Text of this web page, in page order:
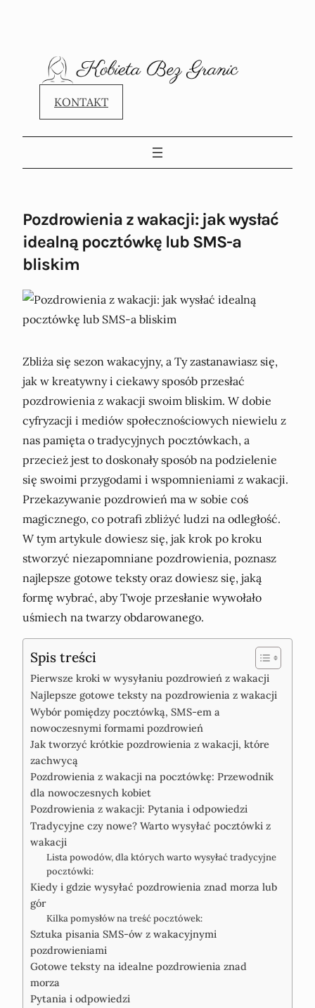
KONTAKT
Pozdrowienia z wakacji: jak wysłać
idealną pocztówkę lub SMS-a
bliskim
Zbliża się sezon wakacyjny, a Ty zastanawiasz się,
jak w kreatywny i ciekawy sposób przesłać
pozdrowienia z wakacji swoim bliskim. W dobie
cyfryzacji i mediów społecznościowych niewielu z
nas pamięta o tradycyjnych pocztówkach, a
przecież jest to doskonały sposób na podzielenie
się swoimi przygodami i wspomnieniami z wakacji.
Przekazywanie pozdrowień ma w sobie coś
magicznego, co potrafi zbliżyć ludzi na odległość.
W tym artykule dowiesz się, jak krok po kroku
stworzyć niezapomniane pozdrowienia, poznasz
najlepsze gotowe teksty oraz dowiesz się, jaką
formę wybrać, aby Twoje przesłanie wywołało
uśmiech na twarzy obdarowanego.
Spis treści
Pierwsze kroki w wysyłaniu pozdrowień z wakacji
Najlepsze gotowe teksty na pozdrowienia z wakacji
Wybór pomiędzy pocztówką, SMS-em a
nowoczesnymi formami pozdrowień
Jak tworzyć krótkie pozdrowienia z wakacji, które
zachwycą
Pozdrowienia z wakacji na pocztówkę: Przewodnik
dla nowoczesnych kobiet
Pozdrowienia z wakacji: Pytania i odpowiedzi
Tradycyjne czy nowe? Warto wysyłać pocztówki z
wakacji
Lista powodów, dla których warto wysyłać tradycyjne
pocztówki:
Kiedy i gdzie wysyłać pozdrowienia znad morza lub
gór
Kilka pomysłów na treść pocztówek:
Sztuka pisania SMS-ów z wakacyjnymi
pozdrowieniami
Gotowe teksty na idealne pozdrowienia znad
morza
Pytania i odpowiedzi